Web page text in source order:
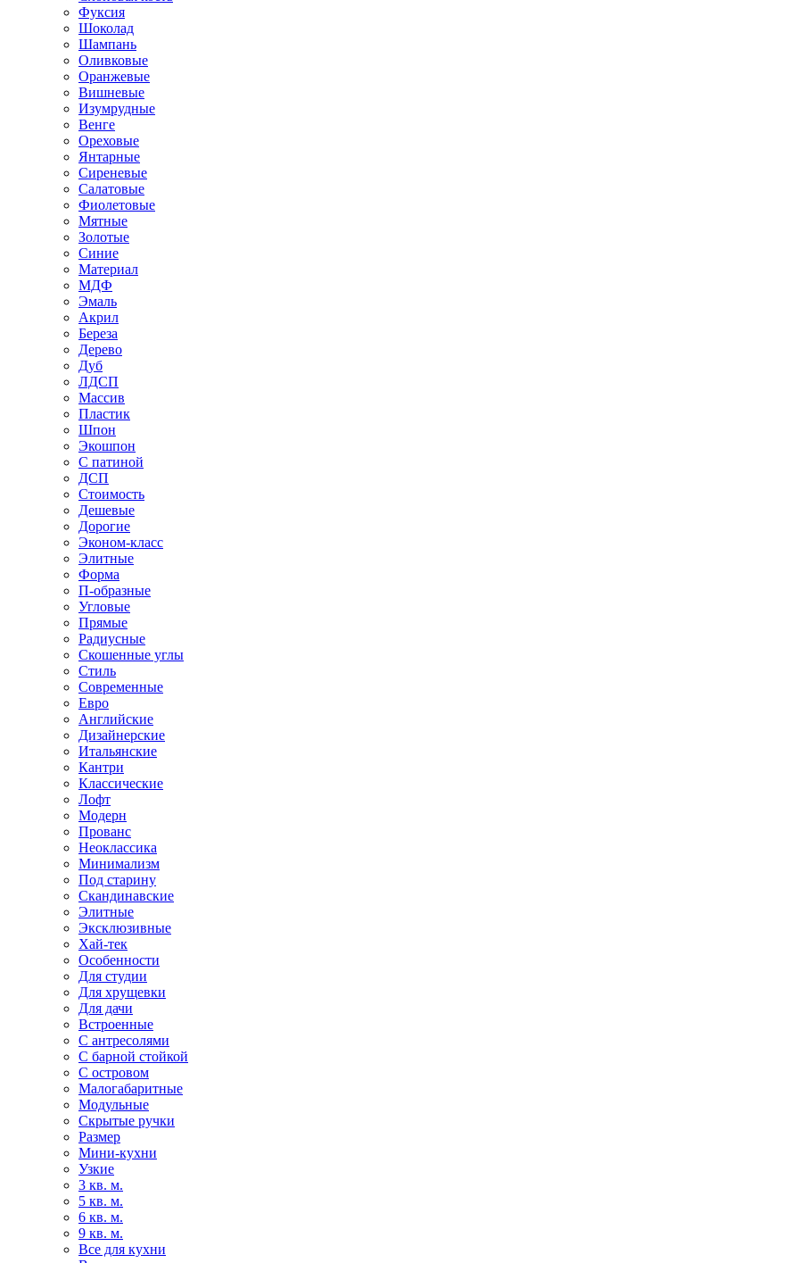
Фуксия
Шоколад
Шампань
Оливковые
Оранжевые
Вишневые
Изумрудные
Венге
Ореховые
Янтарные
Сиреневые
Салатовые
Фиолетовые
Мятные
Золотые
Синие
Материал
МДФ
Эмаль
Акрил
Береза
Дерево
Дуб
ЛДСП
Массив
Пластик
Шпон
Экошпон
С патиной
ДСП
Стоимость
Дешевые
Дорогие
Эконом-класс
Элитные
Форма
П-образные
Угловые
Прямые
Радиусные
Скошенные углы
Стиль
Современные
Евро
Английские
Дизайнерские
Итальянские
Кантри
Классические
Лофт
Модерн
Прованс
Неоклассика
Минимализм
Под старину
Скандинавские
Элитные
Эксклюзивные
Хай-тек
Особенности
Для студии
Для хрущевки
Для дачи
Встроенные
С антресолями
С барной стойкой
С островом
Малогабаритные
Модульные
Скрытые ручки
Размер
Мини-кухни
Узкие
3 кв. м.
5 кв. м.
6 кв. м.
9 кв. м.
Все для кухни